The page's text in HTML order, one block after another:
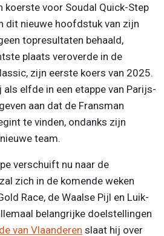
koerste voor Soudal Quick-Step
dit nieuwe hoofdstuk van zijn
topresultaten behaald,
plaats veroverde in de
zijn eerste koers van 2025.
elfde in een etappe van Parijs-
aan dat de Fransman
te vinden, ondanks zijn
team.
verschuift nu naar de
zich in de komende weken
Race, de Waalse Pijl en Luik-
belangrijke doelstellingen
van Vlaanderen slaat hij over